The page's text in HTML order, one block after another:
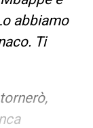
abbiamo
Ti